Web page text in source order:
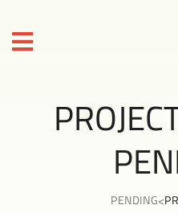
>
PENDING